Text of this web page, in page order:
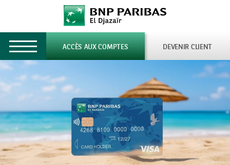
Toggle
navigation DEVENIR CLIENT
ACCÈS AUX COMPTES